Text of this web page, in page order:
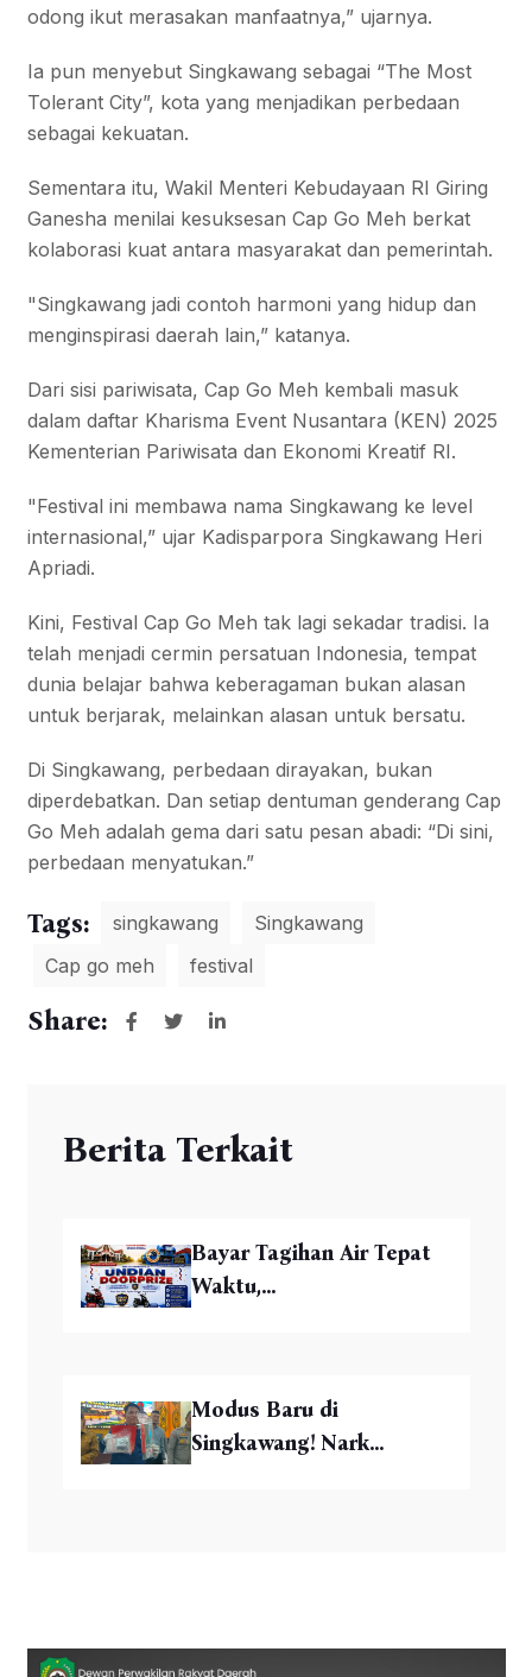
odong ikut merasakan manfaatnya,” ujarnya.
Ia pun menyebut Singkawang sebagai “The Most
Tolerant City”, kota yang menjadikan perbedaan
sebagai kekuatan.
Sementara itu, Wakil Menteri Kebudayaan RI Giring
Ganesha menilai kesuksesan Cap Go Meh berkat
kolaborasi kuat antara masyarakat dan pemerintah.
"Singkawang jadi contoh harmoni yang hidup dan
menginspirasi daerah lain,” katanya.
Dari sisi pariwisata, Cap Go Meh kembali masuk
dalam daftar Kharisma Event Nusantara (KEN) 2025
Kementerian Pariwisata dan Ekonomi Kreatif RI.
"Festival ini membawa nama Singkawang ke level
internasional,” ujar Kadisparpora Singkawang Heri
Apriadi.
Kini, Festival Cap Go Meh tak lagi sekadar tradisi. Ia
telah menjadi cermin persatuan Indonesia, tempat
dunia belajar bahwa keberagaman bukan alasan
untuk berjarak, melainkan alasan untuk bersatu.
Di Singkawang, perbedaan dirayakan, bukan
diperdebatkan. Dan setiap dentuman genderang Cap
Go Meh adalah gema dari satu pesan abadi: “Di sini,
perbedaan menyatukan.”
Tags: singkawang
Singkawang
Cap go meh
festival
Share:
Berita Terkait
Bayar Tagihan Air Tepat
Waktu,...
Modus Baru di
Singkawang! Nark...